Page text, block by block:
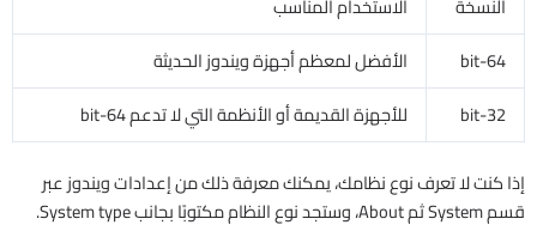
64-bit
الأفضل لمعظم أجهزة ويندوز الحديثة
32-bit
للأجهزة القديمة أو الأنظمة التي لا تدعم 64-bit
إذا كنت لا تعرف نوع نظامك، يمكنك معرفة ذلك من إعدادات ويندوز عبر
قسم System ثم About، وستجد نوع النظام مكتوبًا بجانب System type.